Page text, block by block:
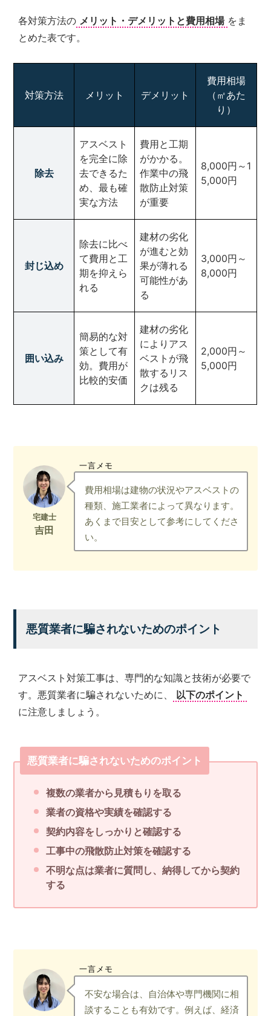
各対策方法の メリット・デメリットと費用相場 をま
とめた表です。
対策方法 メリット デメリット
費用相場
（㎡あた
り）
除去
アスベスト
を完全に除
去できるた
め、最も確
実な方法
費用と工期
がかかる。
作業中の飛
散防止対策
が重要
8,000円～1
5,000円
封じ込め
除去に比べ
て費用と工
期を抑えら
れる
建材の劣化
が進むと効
果が薄れる
可能性があ
る
3,000円～
8,000円
囲い込み
簡易的な対
策として有
効。費用が
比較的安価
建材の劣化
によりアス
ベストが飛
散するリス
クは残る
2,000円～
5,000円
一言メモ
費用相場は建物の状況やアスベストの
種類、施工業者によって異なります。
あくまで目安として参考にしてくださ
い。
悪質業者に騙されないためのポイント
アスベスト対策工事は、専門的な知識と技術が必要で
す。悪質業者に騙されないために、
以下のポイント
に注意しましょう。
悪質業者に騙されないためのポイント
複数の業者から見積もりを取る
業者の資格や実績を確認する
契約内容をしっかりと確認する
工事中の飛散防止対策を確認する
不明な点は業者に質問し、納得してから契約
する
一言メモ
不安な場合は、自治体や専門機関に相
談することも有効です。例えば、経済